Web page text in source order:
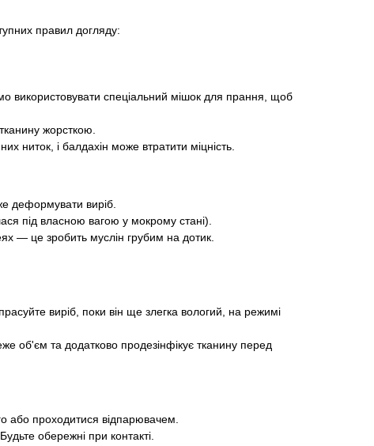
правил догляду:
використовувати спеціальний мішок для прання, щоб
жорсткою.
ниток, і балдахін може втратити міцність.
деформувати виріб.
під власною вагою у мокрому стані).
— це зробить муслін грубим на дотик.
виріб, поки він ще злегка вологий, на режимі
об'єм та додатково продезінфікує тканину перед
або проходитися відпарювачем.
обережні при контакті.